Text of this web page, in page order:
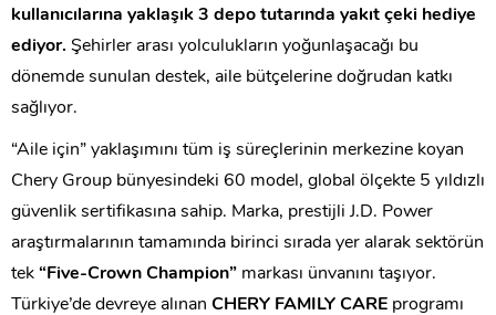
kullanıcılarına yaklaşık 3 depo tutarında yakıt çeki hediye
ediyor. Şehirler arası yolculukların yoğunlaşacağı bu
dönemde sunulan destek, aile bütçelerine doğrudan katkı
sağlıyor.
“Aile için” yaklaşımını tüm iş süreçlerinin merkezine koyan
Chery Group bünyesindeki 60 model, global ölçekte 5 yıldızlı
güvenlik sertifikasına sahip. Marka, prestijli J.D. Power
araştırmalarının tamamında birinci sırada yer alarak sektörün
tek “Five-Crown Champion” markası ünvanını taşıyor.
Türkiye’de devreye alınan CHERY FAMILY CARE programı